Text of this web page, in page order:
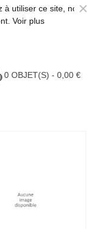
à utiliser ce site, nous
Voir plus
×
0 OBJET(S) - 0,00 €